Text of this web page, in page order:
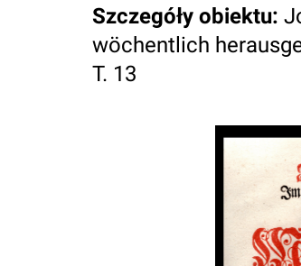
Szczegóły obiektu:
wöchentlich
T. 13